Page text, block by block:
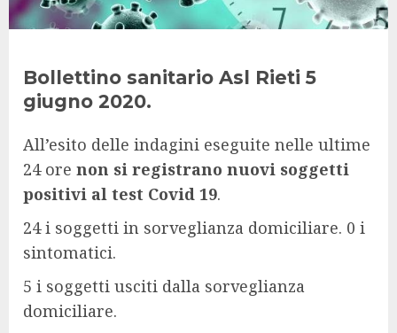
Bollettino sanitario Asl Rieti 5
giugno 2020.
All’esito delle indagini eseguite nelle ultime
24 ore non si registrano nuovi soggetti
positivi al test Covid 19.
24 i soggetti in sorveglianza domiciliare. 0 i
sintomatici.
5 i soggetti usciti dalla sorveglianza
domiciliare.